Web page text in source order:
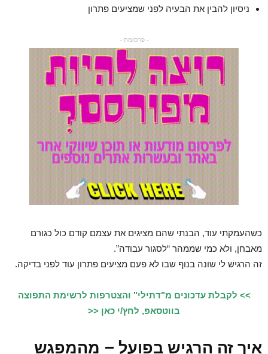
ניסיון להבין את הבעיה לפני שמציעים פתרון
- פרסומת -
כשהעמקתי עוד, הבנתי שהם מציגים את עצמם קודם כול כגורם
מאבחן, ולא כמי שממהר “לסגור עבודה”.
זה הרגיש לי שונה בנוף שבו לא פעם מציעים פתרון עוד לפני בדיקה.
>> לקבלת עדכונים מ"דתילי" והצטרפות לרשימת התפוצה
בווטסאפ, לחץ/י כאן <<
איך זה הרגיש בפועל – מהמפגש